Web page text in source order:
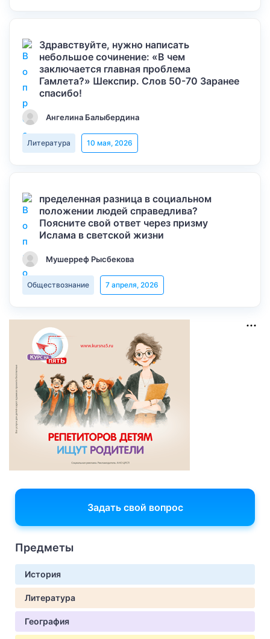
Здравствуйте, нужно написать
небольшое сочинение: «В чем
заключается главная проблема
Гамлета?» Шекспир. Слов 50-70 Заранее
спасибо!
Ангелина Балыбердина
Литература 10 мая, 2026
пределенная разница в социальном
положении людей справедлива?
Поясните свой ответ через призму
Ислама в светской жизни
Мушерреф Рысбекова
Обществознание 7 апреля, 2026
Задать свой вопрос
Предметы
История
Литература
География